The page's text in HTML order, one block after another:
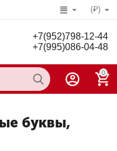
(₽)
+7(952)798-12-44
+7(995)086-04-48
0
буквы,